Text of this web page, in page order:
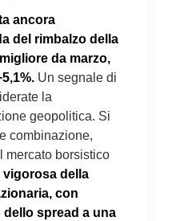
ancora
del rimbalzo della
da marzo,
Un segnale di
la
geopolitica. Si
combinazione,
mercato borsistico
vigorosa della
con
spread a una